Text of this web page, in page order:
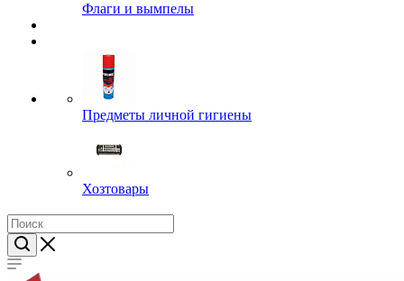
Флаги и вымпелы
Предметы личной гигиены
Хозтовары